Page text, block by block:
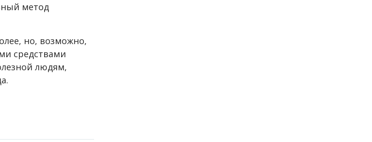
метод
но, возможно,
средствами
людям,